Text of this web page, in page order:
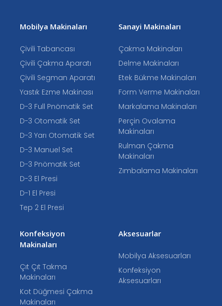
Mobilya Makinaları
Çivili Tabancası
Çivili Çakma Aparatı
Çivili Segman Aparatı
Yastık Ezme Makinası
D-3 Full Pnömatik Set
D-3 Otomatik Set
D-3 Yarı Otomatik Set
D-3 Manuel Set
D-3 Pnömatik Set
D-3 El Presi
D-1 El Presi
Tep 2 El Presi
Sanayi Makinaları
Çakma Makinaları
Delme Makinaları
Etek Bükme Makinaları
Form Verme Makinaları
Markalama Makinaları
Perçin Ovalama
Makinaları
Rulman Çakma
Makinaları
Zımbalama Makinaları
Konfeksiyon
Makinaları
Çıt Çıt Takma
Makinaları
Kot Düğmesi Çakma
Makinaları
Aksesuarlar
Mobilya Aksesuarları
Konfeksiyon
Aksesuarları